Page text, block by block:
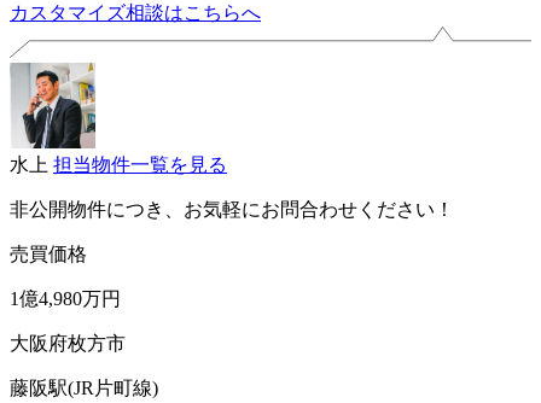
カスタマイズ相談はこちらへ
水上 担当物件一覧を見る
非公開物件につき、お気軽にお問合わせください！
売買価格
1億4,980万円
大阪府枚方市
藤阪駅(JR片町線)